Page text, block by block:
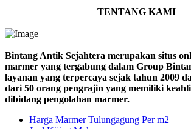
TENTANG KAMI
Bintang Antik Sejahtera merupakan situs
marmer yang tergabung dalam Group
layanan yang terpercaya sejak tahun 2009
dari 50 orang pengrajin yang memiliki
dibidang pengolahan marmer.
Harga Marmer Tulungagung Per m2